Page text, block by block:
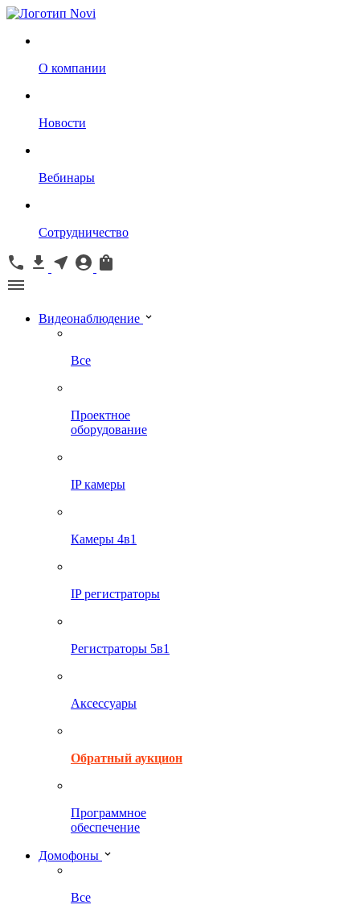
О компании
Новости
Вебинары
Сотрудничество
Видеонаблюдение
Все
Проектное
оборудование
IP камеры
Камеры 4в1
IP регистраторы
Регистраторы 5в1
Аксессуары
Обратный аукцион
Программное
обеспечение
Домофоны
Все